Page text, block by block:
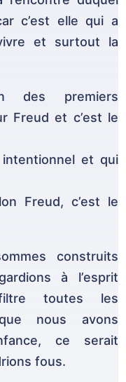
c’est elle qui a
et surtout la
des premiers
Freud et c’est le
intentionnel et qui
Freud, c’est le
construits
à l’esprit
toutes les
nous avons
ce serait
fous.